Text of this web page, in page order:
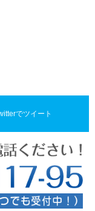
でツイート